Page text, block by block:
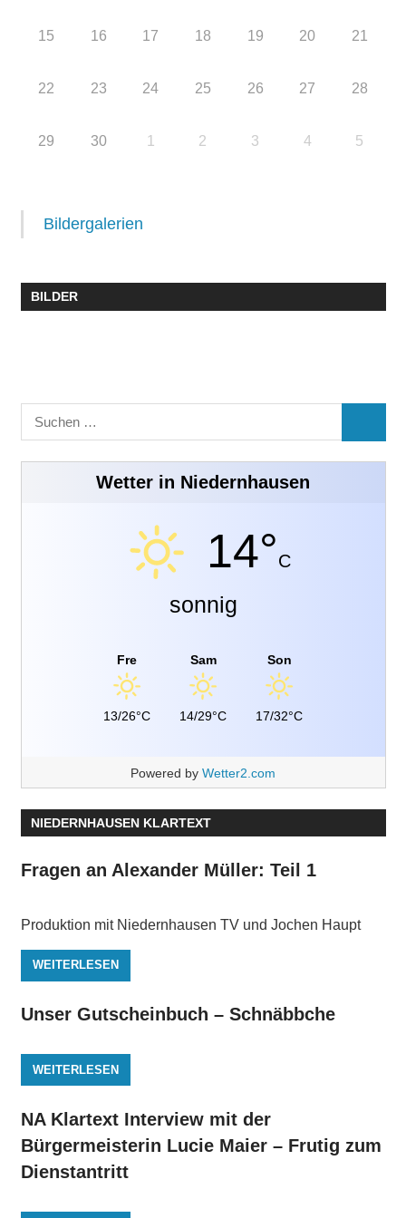
15 16 17 18 19 20 21
22 23 24 25 26 27 28
29 30 1 2 3 4 5
Bildergalerien
BILDER
Suchen
nach:
Wetter in Niedernhausen
14°C
sonnig
Fre
13/26°C
Sam
14/29°C
Son
17/32°C
Powered by Wetter2.com
NIEDERNHAUSEN KLARTEXT
Fragen an Alexander Müller: Teil 1
Produktion mit Niedernhausen TV und Jochen Haupt
WEITERLESEN
Unser Gutscheinbuch – Schnäbbche
WEITERLESEN
NA Klartext Interview mit der
Bürgermeisterin Lucie Maier – Frutig zum
Dienstantritt